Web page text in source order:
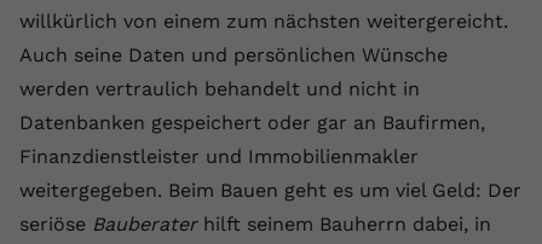
willkürlich von einem zum nächsten weitergereicht.
Auch seine Daten und persönlichen Wünsche
werden vertraulich behandelt und nicht in
Datenbanken gespeichert oder gar an Baufirmen,
Finanzdienstleister und Immobilienmakler
weitergegeben. Beim Bauen geht es um viel Geld: Der
seriöse Bauberaterhilft seinem Bauherrn dabei, in